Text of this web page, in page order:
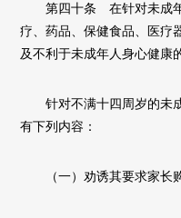
第四十条 在针对未成年
疗、药品、保健食品、医疗
及不利于未成年人身心健康
针对不满十四周岁的未成
有下列内容：
（一）劝诱其要求家长购